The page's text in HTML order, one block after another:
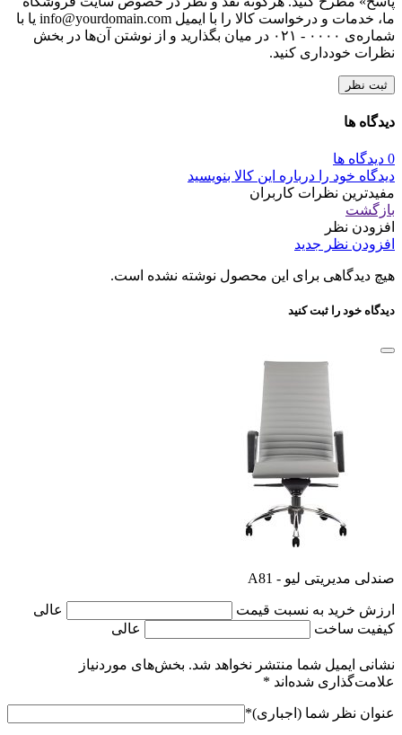
لطفا پیش از ارسال نظر، خلاصه قوانین زیر را مطالعه کنید: فارسی
بنویسید و از کیبورد فارسی استفاده کنید. بهتر است از فضای خالی
(Space) بیش‌از‌حدِ معمول، شکلک یا ایموجی استفاده نکنید و از
کشیدن حروف یا کلمات با صفحه‌کلید بپرهیزید. نظرات خود را
کنید؛ بدون تعصب به محصول خاص، مزایا و معایب را بازگو کنید و
نظرات خود از تمرکز روی عناصر متغیر مثل قیمت، پرهیز کنید. به
کاربران و سایر اشخاص احترام بگذارید. پیام‌هایی که شامل محتوای
توهین‌آمیز و کلمات نامناسب باشند، حذف می‌شوند. از ارسال
لینک‌های سایت‌های دیگر و ارایه‌ی اطلاعات شخصی خودتان مثل
شماره تماس، ایمیل و آی‌دی شبکه‌های اجتماعی پرهیز کنید. با توجه
به ساختار بخش نظرات، از پرسیدن سوال یا درخواست راهنمایی در
این بخش خودداری کرده و سوالات خود را در بخش «پرسش و
پاسخ» مطرح کنید. هرگونه نقد و نظر در خصوص سایت فروشگاه
نظرات خودداری کنید.
ثبت نظر
دیدگاه خود را درباره این کالا بنویسید
مفیدترین نظرات کاربران
افزودن نظر جدید
هیچ دیدگاهی برای این محصول نوشته نشده است.
دیدگاه خود را ثبت کنید